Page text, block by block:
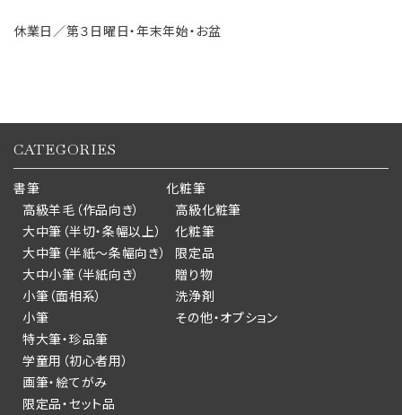
休業日／第３日曜日・年末年始・お盆
CATEGORIES
書筆
高級羊毛（作品向き）
大中筆（半切・条幅以上）
大中筆（半紙～条幅向き）
大中小筆（半紙向き）
小筆（面相系）
小筆
特大筆・珍品筆
学童用（初心者用）
画筆・絵てがみ
限定品・セット品
化粧筆
高級化粧筆
化粧筆
限定品
贈り物
洗浄剤
その他・オプション